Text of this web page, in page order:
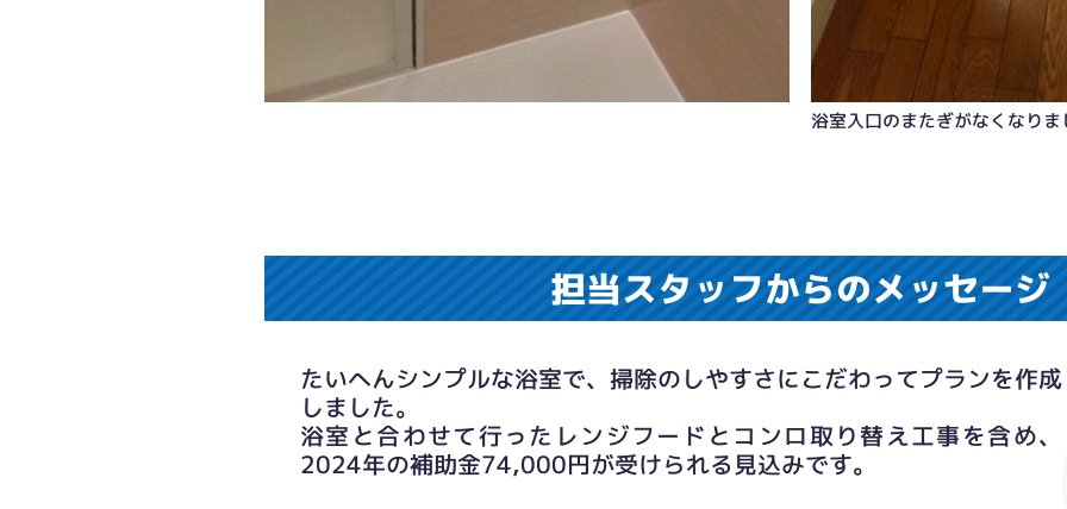
浴室入口のまたぎがなくなりま
担当スタッフからのメッセージ
たいへんシンプルな浴室で、掃除のしやすさにこだわってプランを作成
しました。
浴室と合わせて行ったレンジフードとコンロ取り替え工事を含め、
2024年の補助金74,000円が受けられる見込みです。